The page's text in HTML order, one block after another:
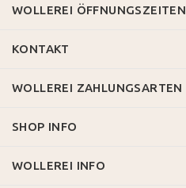
WOLLEREI ÖFFNUNGSZEITEN
KONTAKT
WOLLEREI ZAHLUNGSARTEN
SHOP INFO
WOLLEREI INFO